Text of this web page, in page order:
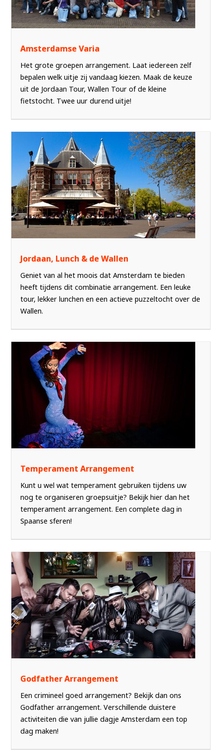
Amsterdamse Varia
Het grote groepen arrangement. Laat iedereen zelf
bepalen welk uitje zij vandaag kiezen. Maak de keuze
uit de Jordaan Tour, Wallen Tour of de kleine
fietstocht. Twee uur durend uitje!
Jordaan, Lunch & de Wallen
Geniet van al het moois dat Amsterdam te bieden
heeft tijdens dit combinatie arrangement. Een leuke
tour, lekker lunchen en een actieve puzzeltocht over de
Wallen.
Temperament Arrangement
Kunt u wel wat temperament gebruiken tijdens uw
nog te organiseren groepsuitje? Bekijk hier dan het
temperament arrangement. Een complete dag in
Spaanse sferen!
Godfather Arrangement
Een crimineel goed arrangement? Bekijk dan ons
Godfather arrangement. Verschillende duistere
activiteiten die van jullie dagje Amsterdam een top
dag maken!